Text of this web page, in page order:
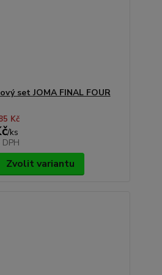
set JOMA FINAL FOUR
Kč
/ks
Zvolit variantu